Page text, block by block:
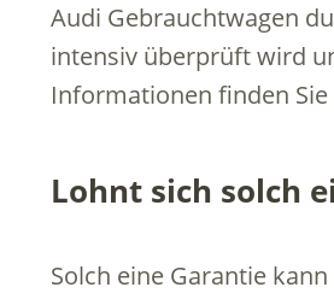
Audi Gebrauchtwagen
intensiv überprüft wird
Informationen finden
Lohnt sich solch
Solch eine Garantie